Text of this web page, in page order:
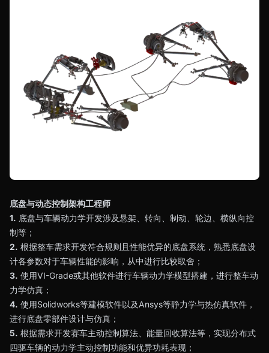
底盘与动态控制架构工程师
1. 底盘与车辆动力学开发涉及悬架、转向、制动、轮边、横纵向控
制等；
2. 根据整车需求开发符合规则且性能优异的底盘系统，熟悉底盘设
计各参数对于车辆性能的影响，从中进行比较取舍；
3. 使用VI-Grade或其他软件进行车辆动力学模型搭建，进行整车动
力学仿真；
4. 使用Solidworks等建模软件以及Ansys等静力学与热仿真软件，
进行底盘零部件设计与仿真；
5. 根据需求开发赛车主动控制算法、能量回收算法等，实现分布式
四驱车辆的动力学主动控制功能和优异功耗表现；